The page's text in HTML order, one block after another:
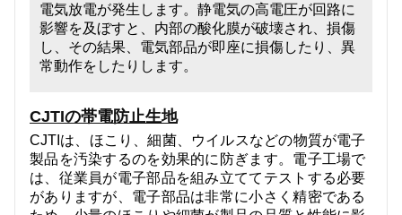
電気放電が発生します。静電気の高電圧が回路に
影響を及ぼすと、内部の酸化膜が破壊され、損傷
し、その結果、電気部品が即座に損傷したり、異
常動作をしたりします。
CJTIの帯電防止生地
CJTIは、ほこり、細菌、ウイルスなどの物質が電子
製品を汚染するのを効果的に防ぎます。電子工場で
は、従業員が電子部品を組み立ててテストする必要
がありますが、電子部品は非常に小さく精密である